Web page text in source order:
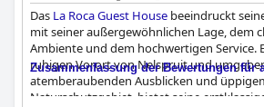
Das La Roca Guest House beeindruckt
mit seiner außergewöhnlichen Lage, dem
Ambiente und dem hochwertigen Service.
ruhigen Vorort von Nelspruit und
atemberaubenden Ausblicken und
Naturschutzgebiet, bietet seine
Zusammenfassung der Bewertungen für